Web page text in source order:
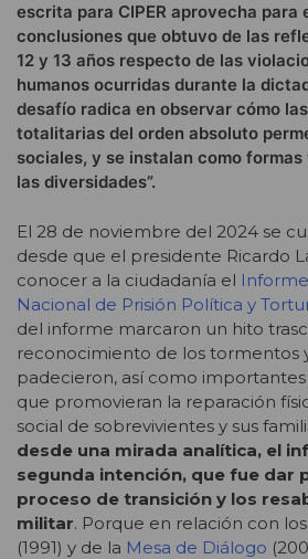
escrita para CIPER aprovecha para
conclusiones que obtuvo de las
12 y 13 años respecto de las
humanos ocurridas durante la
desafío radica en observar cómo
totalitarias del orden absoluto
sociales, y se instalan como
las diversidades”.
El 28 de noviembre del 2024 se
desde que el presidente Ricardo
conocer a la ciudadanía el
Nacional de Prisión Política y
del informe marcaron un hito
reconocimiento de los tormentos
padecieron, así como
que promovieran la reparación
social de sobrevivientes y sus
desde una mirada analítica, el
segunda intención, que fue dar
proceso de transición y los
militar. Porque en relación con los
(1991) y de la Mesa de Diálogo